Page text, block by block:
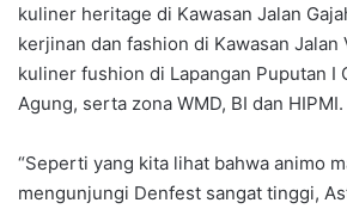
kuliner heritage di Kawasan Jalan
kerjinan dan fashion di Kawasan Jalan
kuliner fushion di Lapangan Puputan I
Agung, serta zona WMD, BI dan HIPMI.
“Seperti yang kita lihat bahwa animo
mengunjungi Denfest sangat tinggi,